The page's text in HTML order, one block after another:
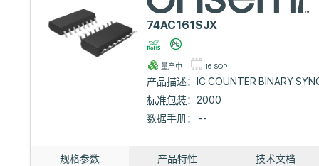
74AC161SJX
量产中 16-SOP
产品描述：
IC COUNTER BINARY
标准包装：2000
数据手册： --
规格参数 产品特性 技术文档